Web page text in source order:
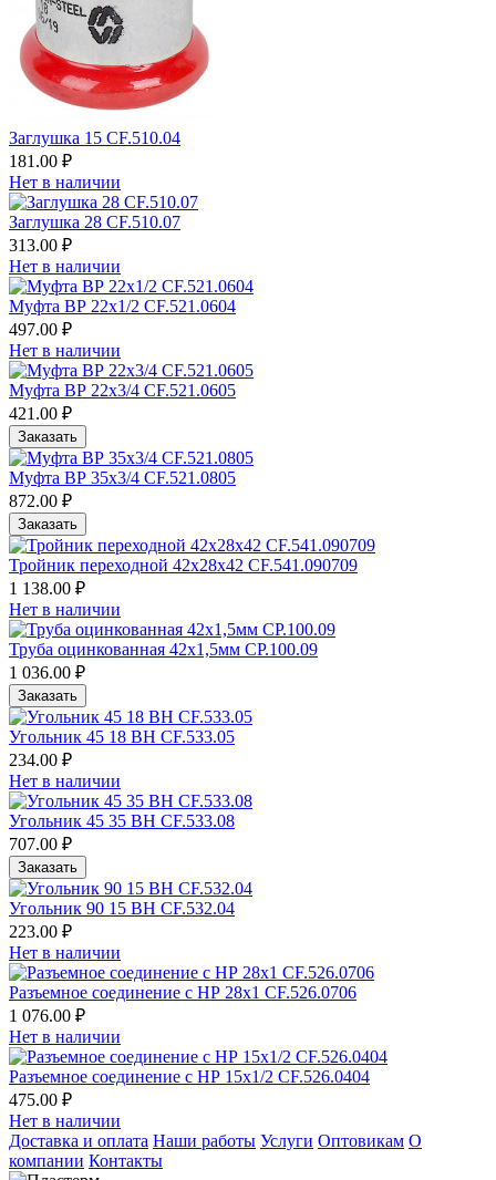
Заглушка 15 CF.510.04
181.00 ₽
Нет в наличии
Заглушка 28 CF.510.07
313.00 ₽
Нет в наличии
Муфта ВР 22х1/2 CF.521.0604
497.00 ₽
Нет в наличии
Муфта ВР 22х3/4 CF.521.0605
421.00 ₽
Заказать
Муфта ВР 35х3/4 CF.521.0805
872.00 ₽
Заказать
Тройник переходной 42х28х42 CF.541.090709
1 138.00 ₽
Нет в наличии
Труба оцинкованная 42х1,5мм CP.100.09
1 036.00 ₽
Заказать
Угольник 45 18 ВН CF.533.05
234.00 ₽
Нет в наличии
Угольник 45 35 ВН CF.533.08
707.00 ₽
Заказать
Угольник 90 15 ВН CF.532.04
223.00 ₽
Нет в наличии
Разъемное соединение с НР 28х1 CF.526.0706
1 076.00 ₽
Нет в наличии
Разъемное соединение с НР 15х1/2 CF.526.0404
475.00 ₽
Нет в наличии
Доставка и оплата Наши работы Услуги Оптовикам О
компании Контакты